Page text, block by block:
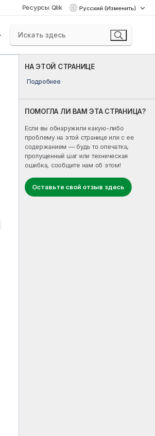
Ресурсы Qlik Русский (Изменить)
НА ЭТОЙ СТРАНИЦЕ
Подробнее
ПОМОГЛА ЛИ ВАМ ЭТА СТРАНИЦА?
Если вы обнаружили какую-либо
проблему на этой странице или с ее
содержанием — будь то опечатка,
пропущенный шаг или техническая
ошибка, сообщите нам об этом!
Оставьте свой отзыв здесь